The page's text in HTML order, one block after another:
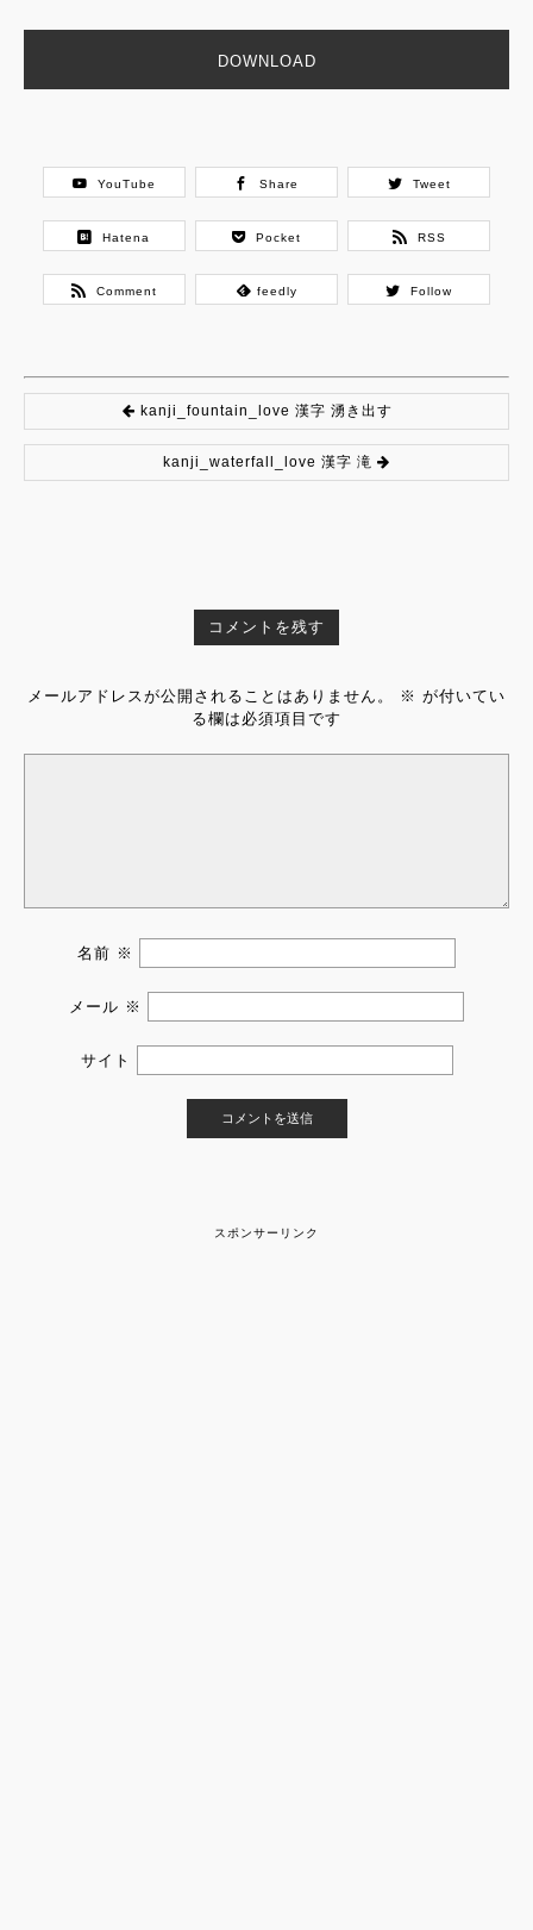
DOWNLOAD
YouTube Share Tweet
Hatena Pocket RSS
Comment feedly Follow
kanji_fountain_love 漢字 湧き出す
kanji_waterfall_love 漢字 滝
コメントを残す
メールアドレスが公開されることはありません。 ※ が付いてい
る欄は必須項目です
名前 ※
メール ※
サイト